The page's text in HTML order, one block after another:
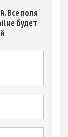
Все поля
не будет